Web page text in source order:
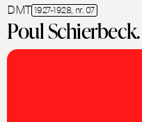
DMT 1927-1928, nr. 07
Poul